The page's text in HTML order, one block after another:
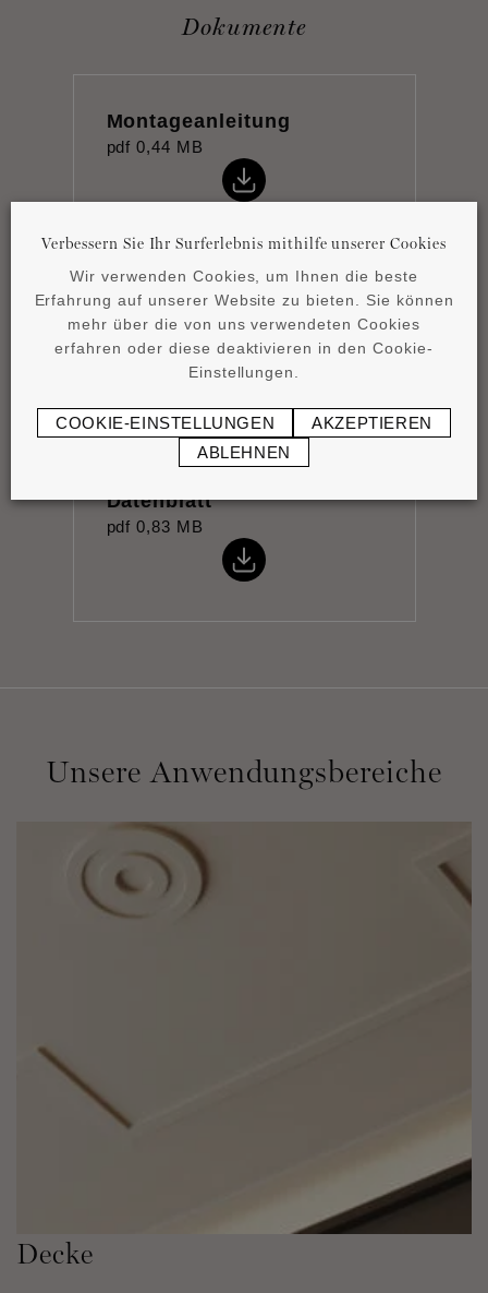
Dokumente
Montageanleitung
pdf 0,44 MB
Product overview
Datenblatt
pdf 0,83 MB
Unsere Anwendungsbereiche
Decke
Verbessern Sie Ihr Surferlebnis mithilfe unserer Cookies
Wir verwenden Cookies, um Ihnen die beste
Erfahrung auf unserer Website zu bieten. Sie können
mehr über die von uns verwendeten Cookies
erfahren oder diese deaktivieren in den Cookie-
Einstellungen.
COOKIE-EINSTELLUNGEN
AKZEPTIEREN
ABLEHNEN